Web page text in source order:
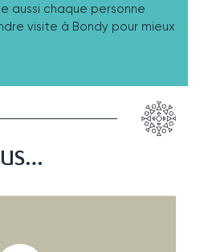
aussi chaque personne
visite à Bondy pour mieux